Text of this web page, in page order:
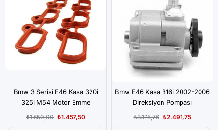
Bmw 3 Serisi E46 Kasa 320i
325i M54 Motor Emme
₺1.457,50
₺1.650,00
Bmw E46 Kasa 316i 2002-2006
Direksiyon Pompası
₺2.491,75
₺3.175,76